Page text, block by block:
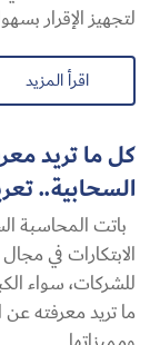
لتجهيز الإقرار
اقرأ المزيد
كل ما تريد
السحابية​..
باتت المحاسبة
الابتكارات في
للشركات، سواء
ما تريد معرفته عن